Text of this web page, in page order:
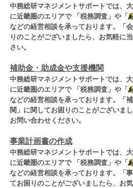
中務総研マネジメントサポートでは、
に近畿圏のエリアで 「税務調査」や「
などの経営相談を承っております。「
りのことがございましたら、お気軽に
さい。
補助金・助成金や支援機関
中務総研マネジメントサポートでは、
に近畿圏のエリアで 「税務調査」や「
などの経営相談を承っております。「
関」に関してお困りのことがございま
お問い合わせください。
事業計画書の作成
中務総研マネジメントサポートでは、
に近畿圏のエリアで 「税務調査」や「
などの経営相談を承っております。「
てお困りのことがございましたら、お